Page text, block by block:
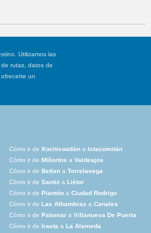
Utilizamos las
rutas, datos de
un
Cómo ir de Xochicoatlán a Ixtacomitán
Cómo ir de Miñortos a Valdeajos
Cómo ir de Betlan a Torrelavega
Cómo ir de Santiz a Liétor
Cómo ir de Piantón a Ciudad Rodrigo
Cómo ir de Las Alhambras a Canales
Cómo ir de Palomar a Villanueva De Puerta
Cómo ir de Iraeta a La Alameda